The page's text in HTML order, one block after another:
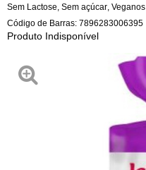
Sem Lactose Sem açúcar Veganos
Código de Barras: 7896283006395
Produto Indisponível